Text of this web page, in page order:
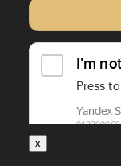
x